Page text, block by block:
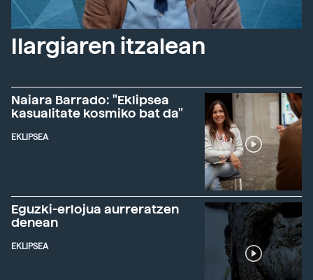
Ilargiaren itzalean
Naiara Barrado: "Eklipsea
kasualitate kosmiko bat da"
EKLIPSEA
Eguzki-erlojua aurreratzen
denean
EKLIPSEA